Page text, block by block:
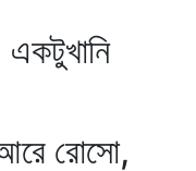
রোসো,